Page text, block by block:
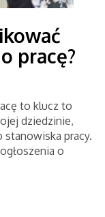
pracę?
to klucz to
dziedzinie,
pracy.
o